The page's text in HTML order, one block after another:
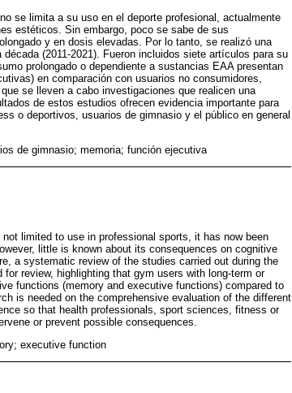
se limita a su uso en el deporte profesional, actualmente
estéticos. Sin embargo, poco se sabe de sus
y en dosis elevadas. Por lo tanto, se realizó una
(2011-2021). Fueron incluidos siete artículos para su
prolongado o dependiente a sustancias EAA presentan
en comparación con usuarios no consumidores,
se lleven a cabo investigaciones que realicen una
de estos estudios ofrecen evidencia importante para
o deportivos, usuarios de gimnasio y el público en general
de gimnasio; memoria; función ejecutiva
limited to use in professional sports, it has now been
little is known about its consequences on cognitive
a systematic review of the studies carried out during the
review, highlighting that gym users with long-term or
functions (memory and executive functions) compared to
is needed on the comprehensive evaluation of the different
so that health professionals, sport sciences, fitness or
or prevent possible consequences.
executive function